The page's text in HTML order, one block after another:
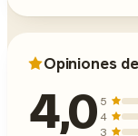
Opiniones
4,0 5
4
3